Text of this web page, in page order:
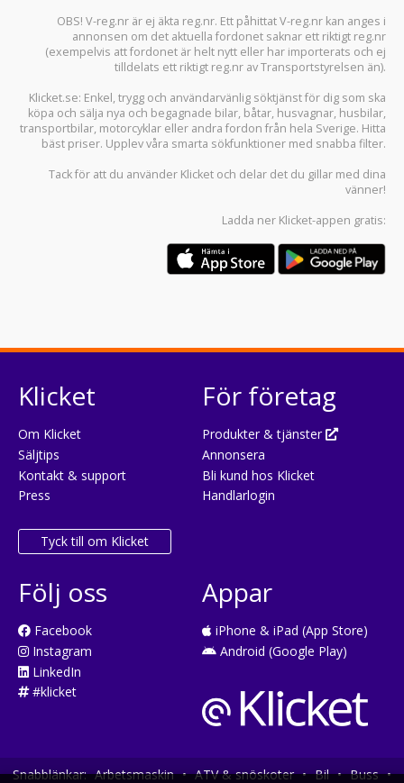
OBS! V-reg.nr är ej äkta reg.nr. Ett påhittat V-reg.nr kan anges i
annonsen om det aktuella fordonet saknar ett riktigt reg.nr
(exempelvis att fordonet är helt nytt eller har importerats och ej
tilldelats ett riktigt reg.nr av Transportstyrelsen än).
Klicket.se: Enkel, trygg och användarvänlig söktjänst för dig som ska
köpa och sälja nya och begagnade bilar, båtar, husvagnar, husbilar,
transportbilar, motorcyklar eller andra fordon från hela Sverige. Hitta
bäst priser. Upplev våra smarta sökfunktioner med snabba filter.
Tack för att du använder Klicket och delar det du gillar med dina
vänner!
Ladda ner Klicket-appen gratis:
Klicket
Om Klicket
Säljtips
Kontakt & support
Press
Tyck till om Klicket
För företag
Produkter & tjänster
Annonsera
Bli kund hos Klicket
Handlarlogin
Följ oss
Facebook
Instagram
LinkedIn
#klicket
Appar
iPhone & iPad (App Store)
Android (Google Play)
Snabblänkar: Arbetsmaskin • ATV & snöskoter • Bil • Buss •